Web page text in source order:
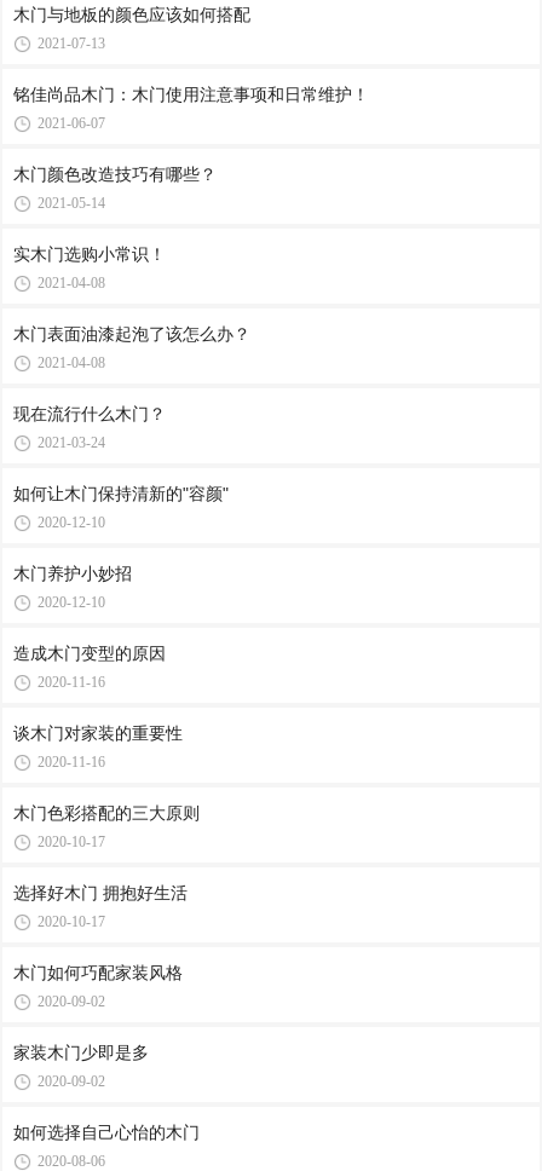
木门与地板的颜色应该如何搭配
2021-07-13
铭佳尚品木门：木门使用注意事项和日常维护！
2021-06-07
木门颜色改造技巧有哪些？
2021-05-14
实木门选购小常识！
2021-04-08
木门表面油漆起泡了该怎么办？
2021-04-08
现在流行什么木门？
2021-03-24
如何让木门保持清新的"容颜"
2020-12-10
木门养护小妙招
2020-12-10
造成木门变型的原因
2020-11-16
谈木门对家装的重要性
2020-11-16
木门色彩搭配的三大原则
2020-10-17
选择好木门 拥抱好生活
2020-10-17
木门如何巧配家装风格
2020-09-02
家装木门少即是多
2020-09-02
如何选择自己心怡的木门
2020-08-06